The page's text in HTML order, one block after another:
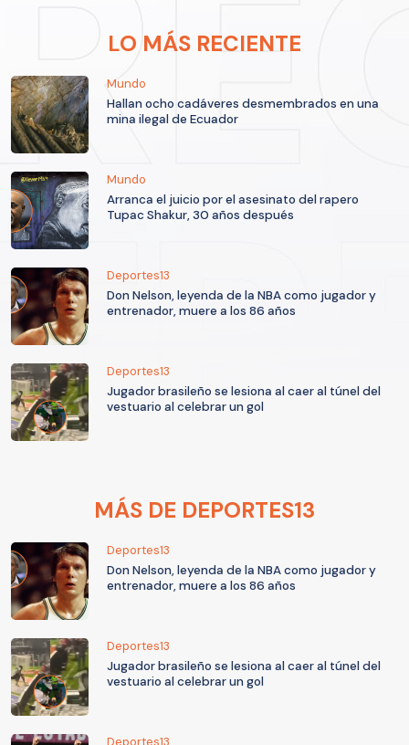
LO MÁS RECIENTE
Mundo
Hallan ocho cadáveres desmembrados en una
mina ilegal de Ecuador
Mundo
Arranca el juicio por el asesinato del rapero
Tupac Shakur, 30 años después
Deportes13
Don Nelson, leyenda de la NBA como jugador y
entrenador, muere a los 86 años
Deportes13
Jugador brasileño se lesiona al caer al túnel del
vestuario al celebrar un gol
MÁS DE DEPORTES13
Deportes13
Don Nelson, leyenda de la NBA como jugador y
entrenador, muere a los 86 años
Deportes13
Jugador brasileño se lesiona al caer al túnel del
vestuario al celebrar un gol
Deportes13